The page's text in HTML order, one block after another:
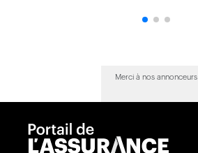
Merci à nos annonceurs